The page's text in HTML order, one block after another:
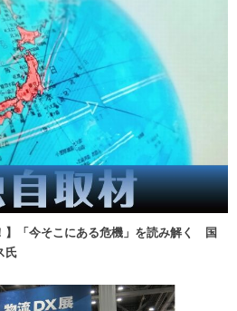
】「今そこにある危機」を読み解く 国
氏